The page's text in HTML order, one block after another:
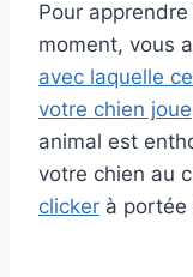
Pour
moment, vous
avec laquelle
votre chien joue
animal est
votre chien au
clicker à portée